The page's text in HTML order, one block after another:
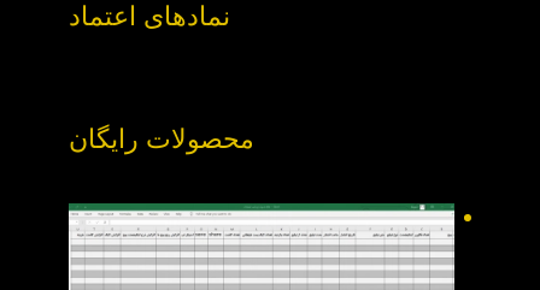
نمادهای اعتماد
محصولات رایگان